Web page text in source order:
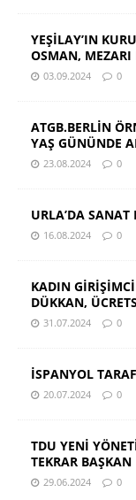
YEŞİLAY’IN
OSMAN,
03.09.2024 0
ATGB.BERLİN
YAŞ GÜNÜNDE
23.08.2024 0
URLA’DA
16.08.2024 0
KADIN
DÜKKAN,
31.07.2024 0
İSPANYOL
20.07.2024 0
TDU YENİ
TEKRAR BAŞKAN
29.06.2024 0